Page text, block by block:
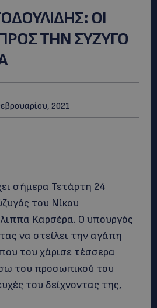
OI
ΤΗΝ ΣΥΖΥΓΟ
2021
σήμερα Τετάρτη 24
του Νίκου
Καρσέρα. Ο υπουργός
να στείλει την αγάπη
του χάρισε τέσσερα
του προσωπικού του
του δείχνοντας της,